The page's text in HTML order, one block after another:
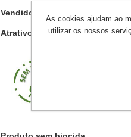
Vendido em embalagens á
Atrativo não tóxico vendido em
As cookies ajudam ao
utilizar os nossos